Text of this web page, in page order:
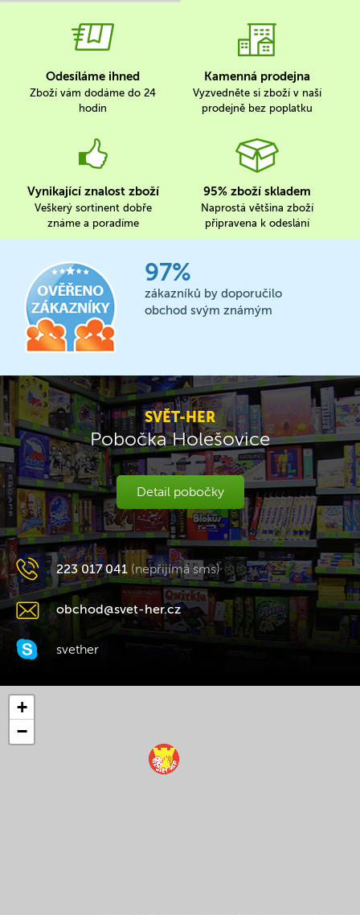
Odesíláme ihned
Zboží vám dodáme do 24
hodin
Kamenná prodejna
Vyzvedněte si zboží v naší
prodejně bez poplatku
Vynikající znalost zboží
Veškerý sortinent dobře
známe a poradíme
95% zboží skladem
Naprostá většina zboží
připravena k odeslání
97%
zákazníků by doporučilo
obchod svým známým
SVĚT-HER
Pobočka Holešovice
Detail pobočky
223 017 041 (nepřijímá sms)
obchod@svet-her.cz
svether
+
−